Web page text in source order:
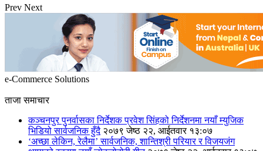
Prev Next
e-Commerce Solutions
ताजा समाचार
कञ्चनपुर पुनर्वासका निर्देशक प्रवेश सिंहको निर्देशनमा नयाँ म्युजिक
भिडियो सार्वजनिक हुँदै २०७९ जेष्ठ २२, आईतवार १३:०७
‘अच्छा लेकिन, रेलैमा’ सार्वजनिक, शान्तिश्री परियार र विजयजंग